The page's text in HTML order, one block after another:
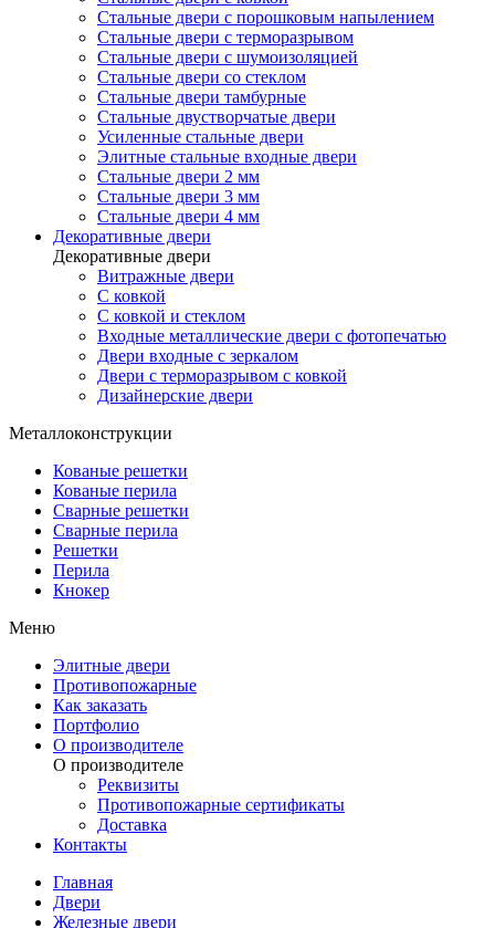
Стальные двери с порошковым напылением
Стальные двери с терморазрывом
Стальные двери с шумоизоляцией
Стальные двери со стеклом
Стальные двери тамбурные
Стальные двустворчатые двери
Усиленные стальные двери
Элитные стальные входные двери
Стальные двери 2 мм
Стальные двери 3 мм
Стальные двери 4 мм
Декоративные двери
Декоративные двери
Витражные двери
С ковкой
С ковкой и стеклом
Входные металлические двери с фотопечатью
Двери входные с зеркалом
Двери с терморазрывом с ковкой
Дизайнерские двери
Металлоконструкции
Кованые решетки
Кованые перила
Сварные решетки
Сварные перила
Решетки
Перила
Кнокер
Меню
Элитные двери
Противопожарные
Как заказать
Портфолио
О производителе
О производителе
Реквизиты
Противопожарные сертификаты
Доставка
Контакты
Главная
Двери
Железные двери